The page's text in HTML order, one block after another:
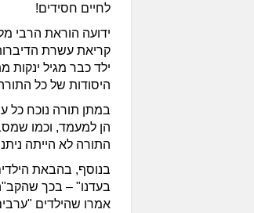
לחיים חסידים!
ידועה הוראת הרבי
קריאת עשרת
ילד כבר מגיל
היסודות של כל
במתן תורה נוכח כל
הן למעמד, וכמו
התורה לא הייתה
בנוסף, בהבאת
בעדנו" – בכך
אמרו שהילדים